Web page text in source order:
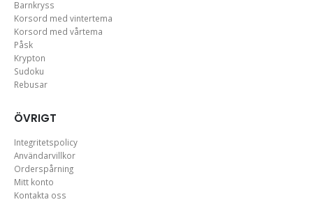
Barnkryss
Korsord med vintertema
Korsord med vårtema
Påsk
Krypton
Sudoku
Rebusar
ÖVRIGT
Integritetspolicy
Användarvillkor
Orderspårning
Mitt konto
Kontakta oss